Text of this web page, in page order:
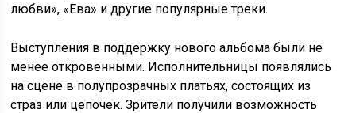
любви», «Ева» и другие популярные треки.
Выступления в поддержку нового альбома были не
менее откровенными. Исполнительницы появлялись
на сцене в полупрозрачных платьях, состоящих из
страз или цепочек. Зрители получили возможность